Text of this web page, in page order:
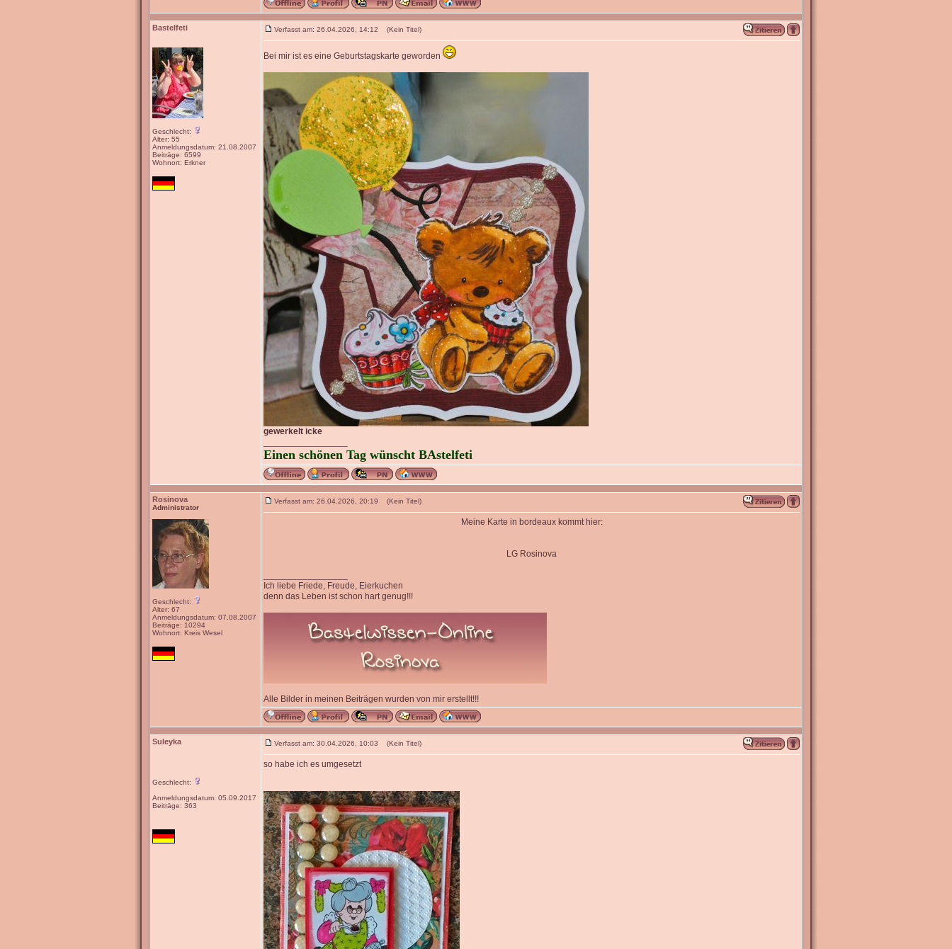
Bastelfeti
Geschlecht:
Alter: 55
Anmeldungsdatum: 21.08.2007
Beiträge: 6599
Wohnort: Erkner
Verfasst am: 26.04.2026, 14:12 (Kein Titel)
Bei mir ist es eine Geburtstagskarte geworden
gewerkelt icke
Einen schönen Tag wünscht BAstelfeti
Rosinova
Administrator
Geschlecht:
Alter: 67
Anmeldungsdatum: 07.08.2007
Beiträge: 10294
Wohnort: Kreis Wesel
Verfasst am: 26.04.2026, 20:19 (Kein Titel)
Meine Karte in bordeaux kommt hier:
LG Rosinova
Ich liebe Friede, Freude, Eierkuchen
denn das Leben ist schon hart genug!!!
Alle Bilder in meinen Beiträgen wurden von mir erstellt!!!
Suleyka
Geschlecht:
Anmeldungsdatum: 05.09.2017
Beiträge: 363
Verfasst am: 30.04.2026, 10:03 (Kein Titel)
so habe ich es umgesetzt